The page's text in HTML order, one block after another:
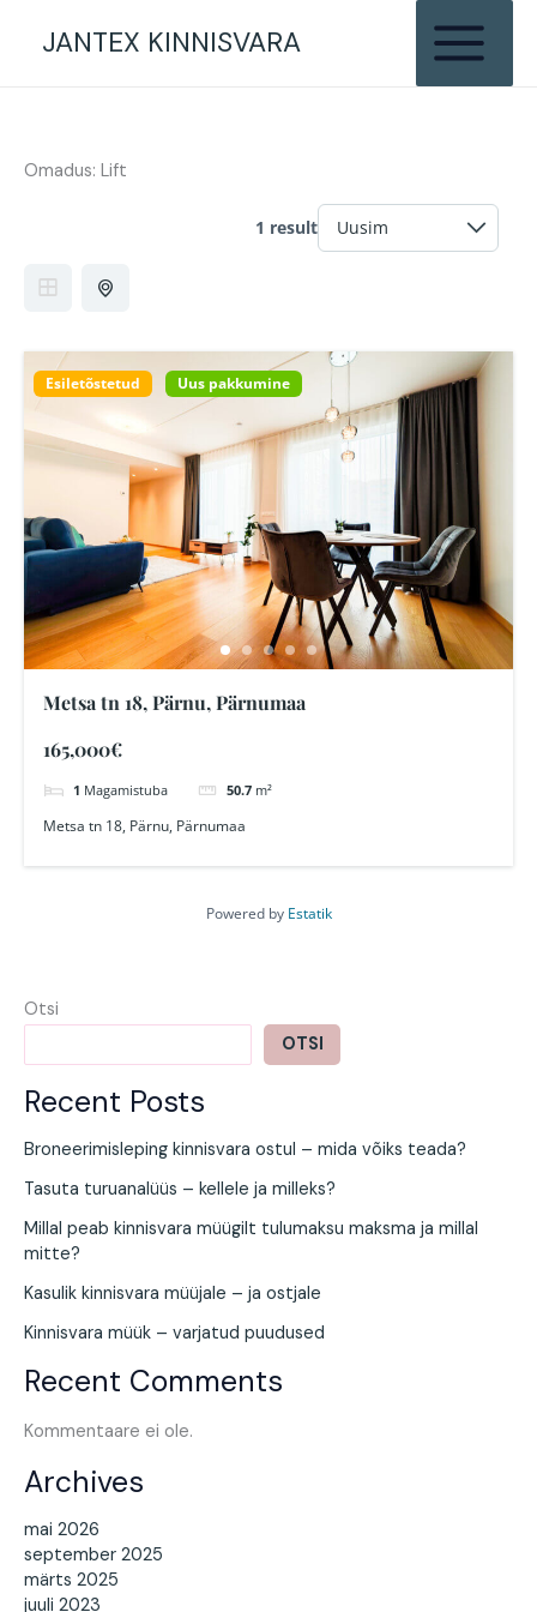
JANTEX KINNISVARA
Omadus: Lift
1 result
Esiletõstetud Uus pakkumine
Metsa tn 18, Pärnu, Pärnumaa
165,000€
1 Magamistuba 50.7 m²
Metsa tn 18, Pärnu, Pärnumaa
Powered by Estatik
Otsi
OTSI
Recent Posts
Broneerimisleping kinnisvara ostul – mida võiks teada?
Tasuta turuanalüüs – kellele ja milleks?
Millal peab kinnisvara müügilt tulumaksu maksma ja millal
mitte?
Kasulik kinnisvara müüjale – ja ostjale
Kinnisvara müük – varjatud puudused
Recent Comments
Kommentaare ei ole.
Archives
mai 2026
september 2025
märts 2025
juuli 2023